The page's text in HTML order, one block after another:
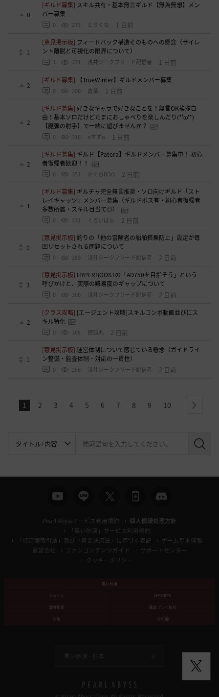
0
[ギルド募集] スキル共有・基本無言ギルド【無為無想】メン
バー募集
0 273 とりぐな 1 日前
1
[意見掲示板] フィードバック構造そのものへの懸念（サイレ
ント離脱と可視化の限界について）
1 231 浅井ジークフリード配信者 1 日前
2
[ギルド募集] 【TrueWinter】ギルドメンバー募集
0 300 倉葉 1 日前
2
[ギルド募集]好きなキャラで好きなことを！無言OK挨拶自
由！基本ソロだけどたまにおしゃべりを楽しんだり(*'ω'*)
【魔弾の射手】で一緒に遊びませんか？
0 316 oすずo 1 日前
2
[ギルド募集] ギルド【Patera】ギルドメンバー募集中！ 初心
者復帰者歓迎！！
0 351 かぐらBDO 2 日前
1
[ギルド募集] ギルチャ完全無言推奨・ソロ向けギルド「スト
レイキャッツ」メンバー募集（ギルドボス有・初心者復帰者
多数所属・スキル目当て◎）
0 331 くろいばら 2 日前
0
[意見掲示板]釣りの「他の冒険者の船舶搭乗防止」設定が毎
回リセットされる問題について
0 259 浅井ジークフリード配信者 2 日前
3
[意見掲示板] HYPERBOOSTの「AD750を目指そう」という
呼びかけと、実際の難易度のギャップについて
0 300 浅井ジークフリード配信者 2 日前
2
[クラス攻略] [エージェント攻略]スキルコンボ動画並びにス
キル特化
0 305 夜狐丸 2 日前
1
[意見掲示板]運営体制について感じている懸念（ガイドライ
ン整備・監査体制・対応の一貫性）
0 266 浅井ジークフリード配信者 2 日前
1 2 3 4 5 6 7 8 9 10 next
検
Pearl Abyssサービス利用規約
個人情報処理方針
「黒い砂漠」サービス利用規約
「特定商取引法」及び「資金決済法」に基づく表記
ゲーム基本情報
運営会社
ファンコンテンツガイド
サポートセンター
クッキーポリシー
黒い砂漠
ジャンル
MMORPG
課金形態
基本プレイ無料
対象
全年齢
黒い砂漠 - 日本